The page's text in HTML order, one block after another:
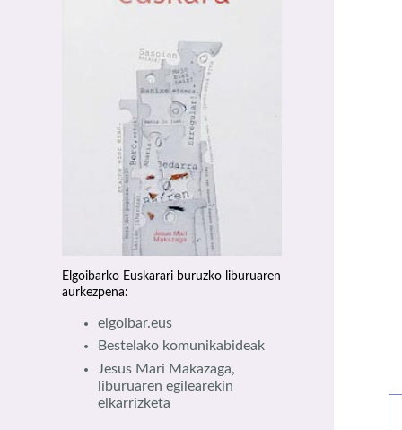
Elgoibarko Euskarari buruzko liburuaren
aurkezpena:
elgoibar.eus
Bestelako komunikabideak
Jesus Mari Makazaga,
liburuaren egilearekin
elkarrizketa